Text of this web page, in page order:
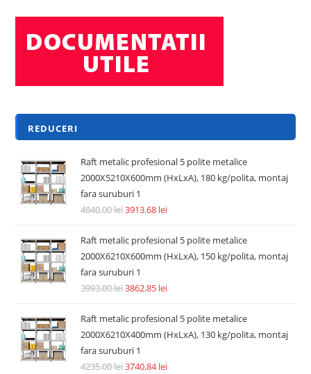
REDUCERI
Raft metalic profesional 5 polite metalice
2000X5210X600mm (HxLxA), 180 kg/polita, montaj
fara suruburi 1
4840.00lei3913.68 lei
Raft metalic profesional 5 polite metalice
2000X6210X600mm (HxLxA), 150 kg/polita, montaj
fara suruburi 1
3993.00lei3862.85 lei
Raft metalic profesional 5 polite metalice
2000X6210X400mm (HxLxA), 130 kg/polita, montaj
fara suruburi 1
4235.00lei3740.84lei